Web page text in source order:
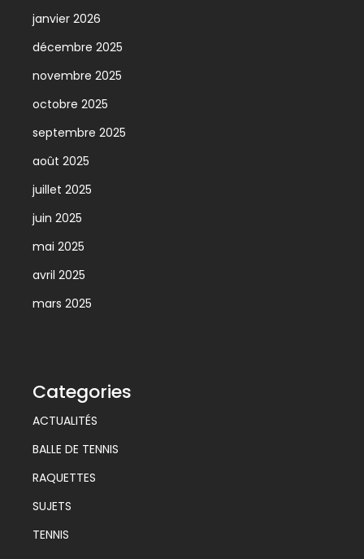
janvier 2026
décembre 2025
novembre 2025
octobre 2025
septembre 2025
août 2025
juillet 2025
juin 2025
mai 2025
avril 2025
mars 2025
Categories
ACTUALITÉS
BALLE DE TENNIS
RAQUETTES
SUJETS
TENNIS